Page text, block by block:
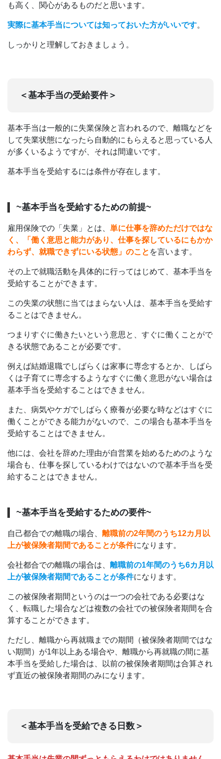
も高く、関心があるものだと思います。
実際に基本手当については知っておいた方がいいです。
しっかりと理解しておきましょう。
＜基本手当の受給要件＞
基本手当は一般的に失業保険と言われるので、離職などを
して失業状態になったら自動的にもらえると思っている人
が多くいるようですが、それは間違いです。
基本手当を受給するには条件が存在します。
~基本手当を受給するための前提~
雇用保険での「失業」とは、 単に仕事を辞めただけではな
く、「働く意思と能力があり、仕事を探しているにもかか
わらず、就職できずにいる状態」のこと を言います。
その上で就職活動を具体的に行ってはじめて、基本手当を
受給することができます。
この失業の状態に当てはまらない人は、基本手当を受給す
ることはできません。
つまりすぐに働きたいという意思と、すぐに働くことがで
きる状態であることが必要です。
例えば結婚退職でしばらくは家事に専念するとか、しばら
くは子育てに専念するようなすぐに働く意思がない場合は
基本手当を受給することはできません。
また、病気やケガでしばらく療養が必要な時などはすぐに
働くことができる能力がないので、この場合も基本手当を
受給することはできません。
他には、会社を辞めた理由が自営業を始めるためのような
場合も、仕事を探しているわけではないので基本手当を受
給することはできません。
~基本手当を受給するための要件~
自己都合での離職の場合、 離職前の2年間のうち12カ月以
上が被保険者期間であることが条件になります。
会社都合での離職の場合は、 離職前の1年間のうち6カ月以
上が被保険者期間であることが条件になります。
この被保険者期間というのは一つの会社である必要はな
く、転職した場合などは複数の会社での被保険者期間を合
算することができます。
ただし、離職から再就職までの期間（被保険者期間ではな
い期間）が1年以上ある場合や、離職から再就職の間に基
本手当を受給した場合は、以前の被保険者期間は合算され
ず直近の被保険者期間のみになります。
＜基本手当を受給できる日数＞